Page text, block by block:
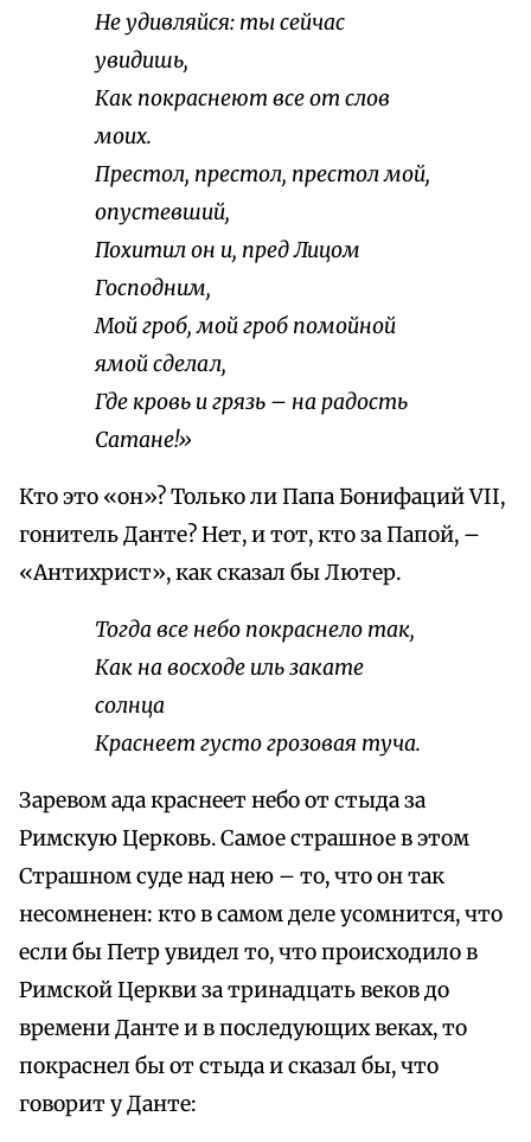
Не удивляйся: ты сейчас
увидишь,
Как покраснеют все от слов
моих.
Престол, престол, престол мой,
опустевший,
Похитил он и, пред Лицом
Господним,
Мой гроб, мой гроб помойной
ямой сделал,
Где кровь и грязь – на радость
Сатане!»
Кто это «он»? Только ли Папа Бонифаций VII,
гонитель Данте? Нет, и тот, кто за Папой, –
«Антихрист», как сказал бы Лютер.
Тогда все небо покраснело так,
Как на восходе иль закате
солнца
Краснеет густо грозовая туча.
Заревом ада краснеет небо от стыда за
Римскую Церковь. Самое страшное в этом
Страшном суде над нею – то, что он так
несомненен: кто в самом деле усомнится, что
если бы Петр увидел то, что происходило в
Римской Церкви за тринадцать веков до
времени Данте и в последующих веках, то
покраснел бы от стыда и сказал бы, что
говорит у Данте: